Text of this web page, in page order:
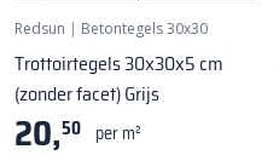
Redsun | Betontegels 30x30
Trottoirtegels 30x30x5 cm
(zonder facet) Grijs
20,50 per m²